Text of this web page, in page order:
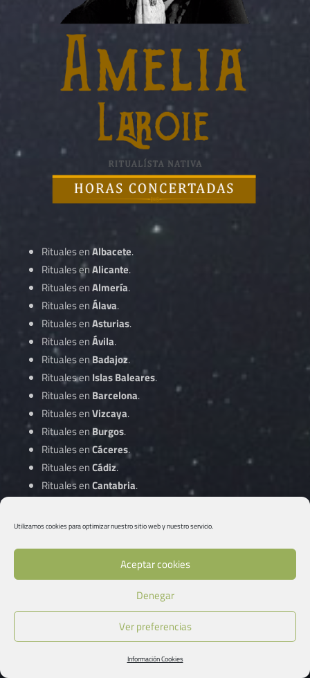
Utilizamos cookies para optimizar nuestro sitio web y nuestro servicio.
Aceptar cookies
Denegar
Ver preferencias
Información Cookies
Rituales enAlbacete.
Rituales enAlicante.
Rituales enAlmería.
Rituales enÁlava.
Rituales enAsturias.
Rituales enÁvila.
Rituales en Badajoz.
Rituales en Islas Baleares.
Rituales en Barcelona.
Rituales enVizcaya.
Rituales en Burgos.
Rituales enCáceres.
Rituales enCádiz.
Rituales enCantabria.
Rituales enCiudad Real.
Gipuzkoa.
Rituales enGirona.
Granada.